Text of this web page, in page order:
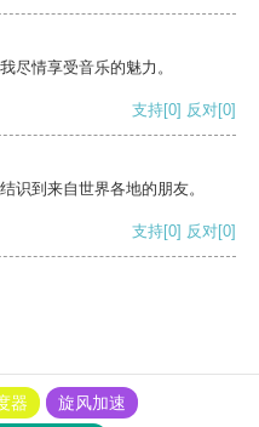
尽情享受音乐的魅力。
支持[0] 反对[0]
识到来自世界各地的朋友。
支持[0] 反对[0]
器
旋风加速